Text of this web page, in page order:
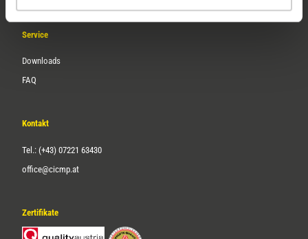
Service
Downloads
FAQ
Kontakt
Tel.: (+43) 07221 63430
office@cicmp.at
Zertifikate